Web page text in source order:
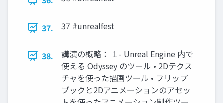
37. 37 #unrealfest
38.
講演の概略： １- Unreal Engine 内で
使える Odyssey のツール • 2Dテクス
チャを使った描画ツール • フリップ
ブックと2Dアニメーションのアセッ